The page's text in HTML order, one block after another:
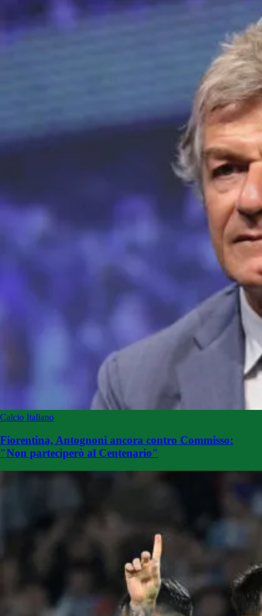
Calcio Italiano
Fiorentina, Antognoni ancora contro Commisso:
"Non parteciperò al Centenario"